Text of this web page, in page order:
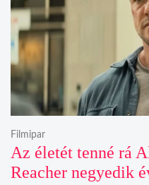
Az életét tenné rá
Reacher negyedik
Filmipar